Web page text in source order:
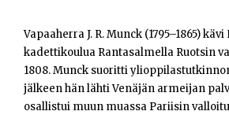
1921-2020
Kronologia
Henkilöt
Vapaaherra J. R. Munck (1795–1865)
kadettikoulua Rantasalmella Ruotsin
1808. Munck suoritti
jälkeen hän lähti Venäjän armeijan
osallistui muun muassa Pariisin